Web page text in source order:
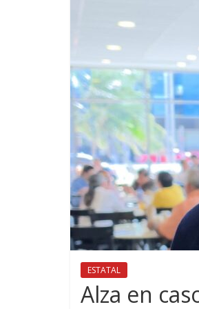
ESTATAL
Alza en